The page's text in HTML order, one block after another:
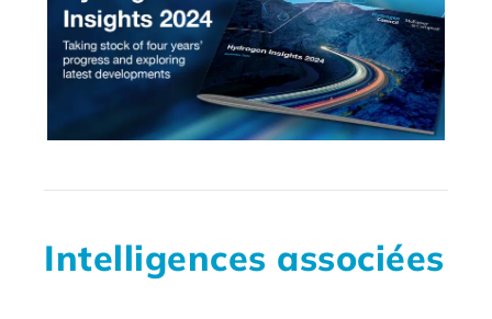
Intelligences associées